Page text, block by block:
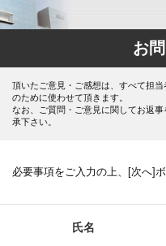
お
頂いたご意見・ご感想は、すべて担
のために使わせて頂きます。
なお、ご質問・ご意見に関してお返
承下さい。
必要事項をご入力の上、[次へ]
氏名